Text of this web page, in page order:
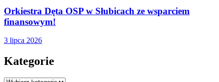
Orkiestra Dęta OSP w Słubicach ze wsparciem
finansowym!
3 lipca 2026
Kategorie